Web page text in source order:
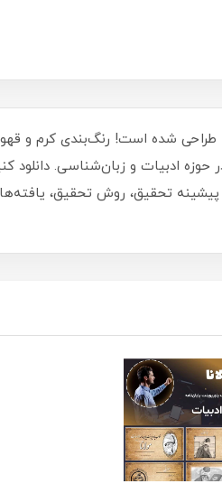
طراحی شده است! رنگ‌بندی کرم و
حوزه ادبیات و زبان‌شناسی. دانلود
چکیده، مقدمه، پیشینه تحقیق، روش تحقیق،